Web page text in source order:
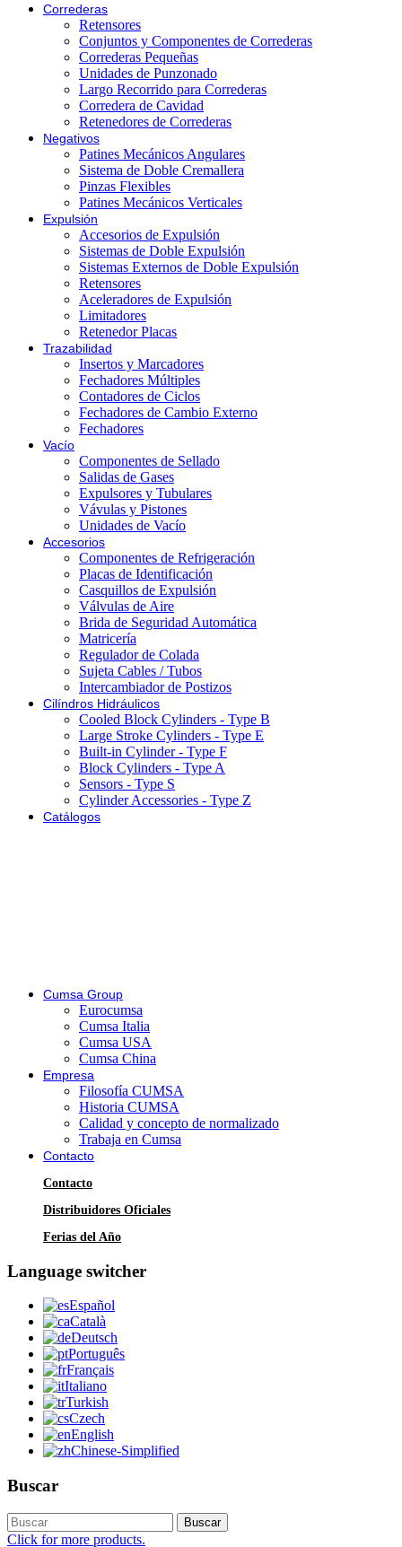
Correderas
Retensores
Conjuntos y Componentes de Correderas
Correderas Pequeñas
Unidades de Punzonado
Largo Recorrido para Correderas
Corredera de Cavidad
Retenedores de Correderas
Negativos
Patines Mecánicos Angulares
Sistema de Doble Cremallera
Pinzas Flexibles
Patines Mecánicos Verticales
Expulsión
Accesorios de Expulsión
Sistemas de Doble Expulsión
Sistemas Externos de Doble Expulsión
Retensores
Aceleradores de Expulsión
Limitadores
Retenedor Placas
Trazabilidad
Insertos y Marcadores
Fechadores Múltiples
Contadores de Ciclos
Fechadores de Cambio Externo
Fechadores
Vacío
Componentes de Sellado
Salidas de Gases
Expulsores y Tubulares
Vávulas y Pistones
Unidades de Vacío
Accesorios
Componentes de Refrigeración
Placas de Identificación
Casquillos de Expulsión
Válvulas de Aire
Brida de Seguridad Automática
Matricería
Regulador de Colada
Sujeta Cables / Tubos
Intercambiador de Postizos
Cilíndros Hidráulicos
Cooled Block Cylinders - Type B
Large Stroke Cylinders - Type E
Built-in Cylinder - Type F
Block Cylinders - Type A
Sensors - Type S
Cylinder Accessories - Type Z
Catálogos
Cumsa Group
Eurocumsa
Cumsa Italia
Cumsa USA
Cumsa China
Empresa
Filosofía CUMSA
Historia CUMSA
Calidad y concepto de normalizado
Trabaja en Cumsa
Contacto
Contacto
Distribuidores Oficiales
Ferias del Año
Language switcher
Español
Català
Deutsch
Português
Français
Italiano
Turkish
Czech
English
Chinese-Simplified
Buscar
Buscar
Click for more products.